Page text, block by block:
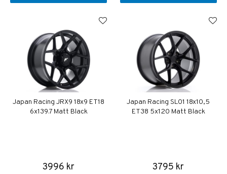
Japan Racing JRX9 18x9 ET18
6x139.7 Matt Black
3996 kr
Japan Racing SL01 18x10,5
ET38 5x120 Matt Black
3795 kr